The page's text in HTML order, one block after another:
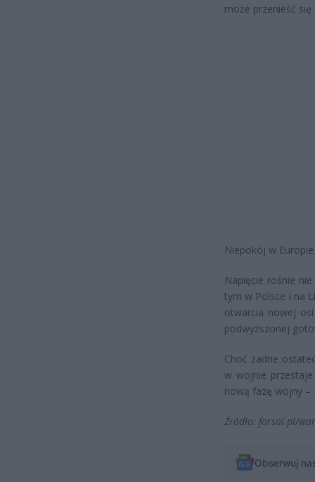
może przenieść
Niepokój w
Napięcie rośnie
tym w Polsce i na
otwarcia nowej
podwyższonej
Choć żadne
w wojnie przestaje
nową fazę wojny –
Źródło: forsal.pl/
Obserwuj